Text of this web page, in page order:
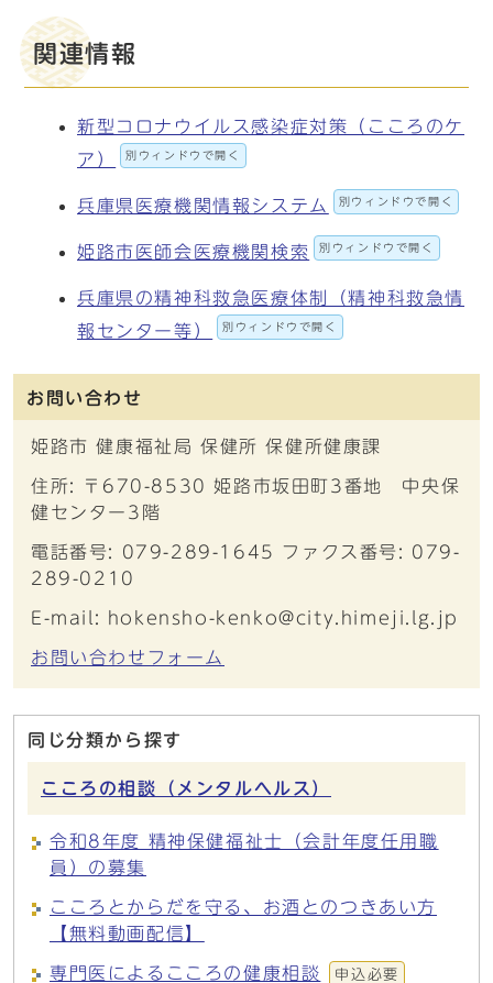
関連情報
新型コロナウイルス感染症対策（こころのケ
ア）
別ウィンドウで開く
兵庫県医療機関情報システム 別ウィンドウで開く
姫路市医師会医療機関検索 別ウィンドウで開く
兵庫県の精神科救急医療体制（精神科救急情
報センター等）
別ウィンドウで開く
お問い合わせ
姫路市 健康福祉局 保健所 保健所健康課
住所: 〒670-8530 姫路市坂田町3番地 中央保
健センター3階
電話番号: 079-289-1645 ファクス番号: 079-
289-0210
E-mail: hokensho-kenko@city.himeji.lg.jp
お問い合わせフォーム
同じ分類から探す
こころの相談（メンタルヘルス）
令和8年度 精神保健福祉士（会計年度任用職
員）の募集
こころとからだを守る、お酒とのつきあい方
【無料動画配信】
専門医によるこころの健康相談 申込必要